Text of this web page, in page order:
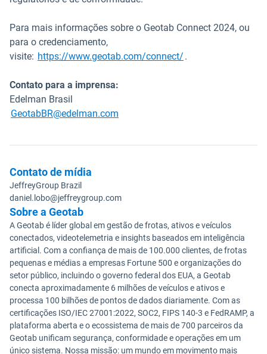
Para mais informações sobre o Geotab Connect 2024, ou
para o credenciamento,
visite: https://www.geotab.com/connect/ .
Contato para a imprensa:
Edelman Brasil
GeotabBR@edelman.com
Contato de mídia
JeffreyGroup Brazil
daniel.lobo@jeffreygroup.com
Sobre a Geotab
A Geotab é líder global em gestão de frotas, ativos e veículos
conectados, videotelemetria e insights baseados em inteligência
artificial. Com a confiança de mais de 100.000 clientes, de frotas
pequenas e médias a empresas Fortune 500 e organizações do
setor público, incluindo o governo federal dos EUA, a Geotab
conecta aproximadamente 6 milhões de veículos e ativos e
processa 100 bilhões de pontos de dados diariamente. Com as
certificações ISO/IEC 27001:2022, SOC2, FIPS 140-3 e FedRAMP, a
plataforma aberta e o ecossistema de mais de 700 parceiros da
Geotab unificam segurança, conformidade e operações em um
único sistema. Nossa missão: um mundo em movimento mais